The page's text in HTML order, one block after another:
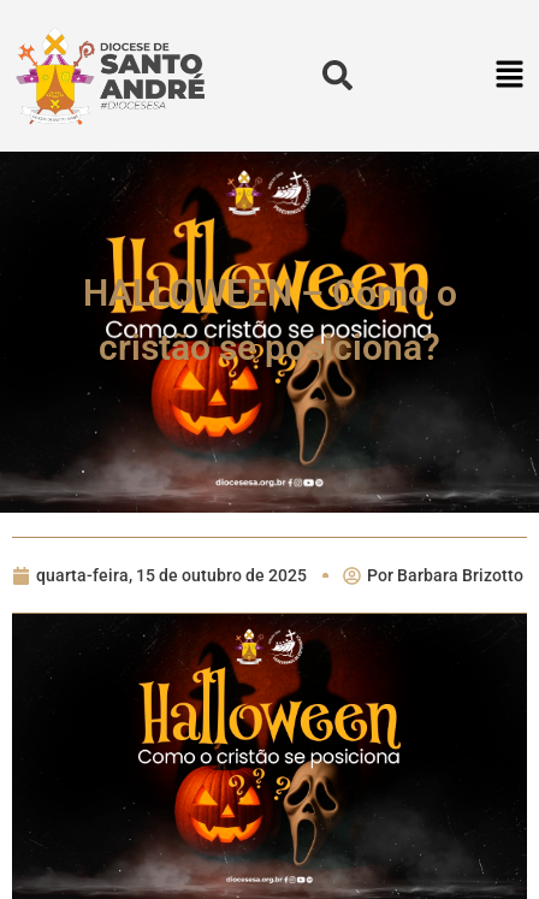
HALLOWEEN – Como o
cristão se posiciona?
quarta-feira, 15 de outubro de 2025 Por Barbara Brizotto